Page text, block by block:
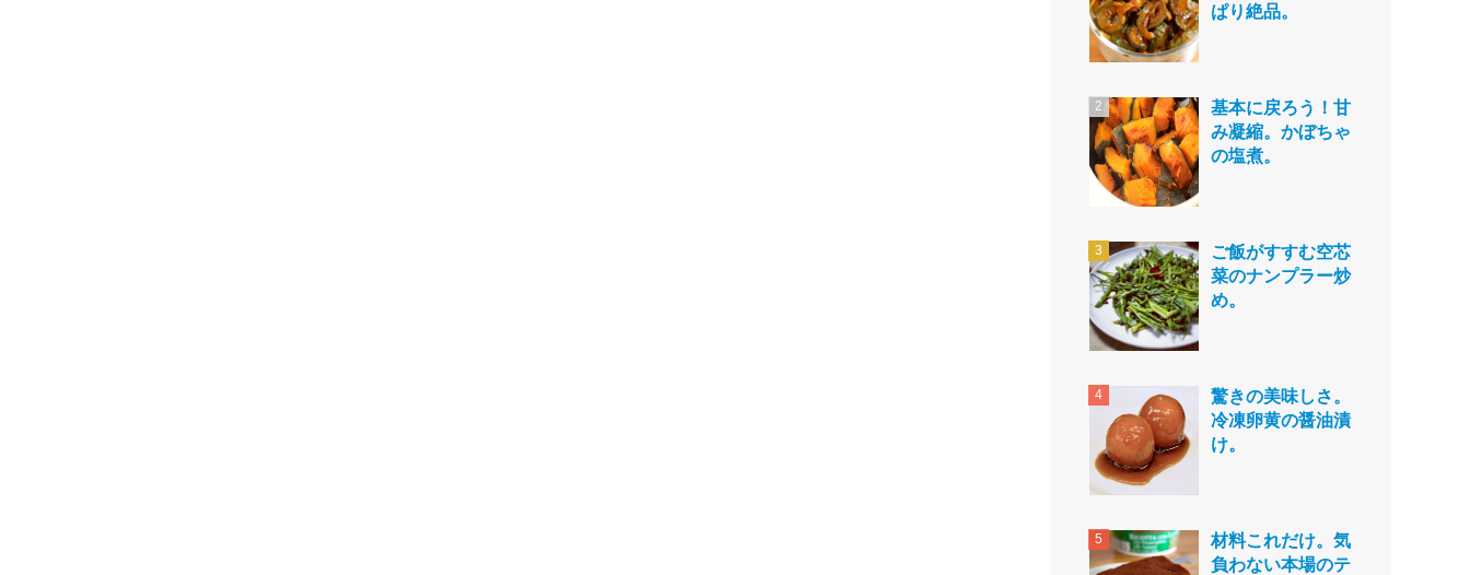
ぱり絶品。
基本に戻ろう！甘
み凝縮。かぼちゃ
の塩煮。
ご飯がすすむ空芯
菜のナンプラー炒
め。
驚きの美味しさ。
冷凍卵黄の醤油漬
け。
材料これだけ。気
負わない本場のテ